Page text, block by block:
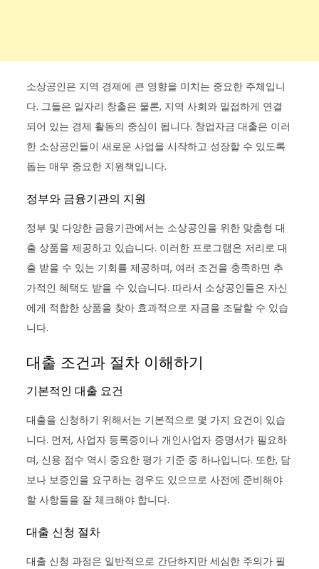
소상공인은 지역 경제에 큰 영향을 미치는 중요한 주체입니
다. 그들은 일자리 창출은 물론, 지역 사회와 밀접하게 연결
되어 있는 경제 활동의 중심이 됩니다. 창업자금 대출은 이러
한 소상공인들이 새로운 사업을 시작하고 성장할 수 있도록
돕는 매우 중요한 지원책입니다.
정부와 금융기관의 지원
정부 및 다양한 금융기관에서는 소상공인을 위한 맞춤형 대
출 상품을 제공하고 있습니다. 이러한 프로그램은 저리로 대
출 받을 수 있는 기회를 제공하며, 여러 조건을 충족하면 추
가적인 혜택도 받을 수 있습니다. 따라서 소상공인들은 자신
에게 적합한 상품을 찾아 효과적으로 자금을 조달할 수 있습
니다.
대출 조건과 절차 이해하기
기본적인 대출 요건
대출을 신청하기 위해서는 기본적으로 몇 가지 요건이 있습
니다. 먼저, 사업자 등록증이나 개인사업자 증명서가 필요하
며, 신용 점수 역시 중요한 평가 기준 중 하나입니다. 또한, 담
보나 보증인을 요구하는 경우도 있으므로 사전에 준비해야
할 사항들을 잘 체크해야 합니다.
대출 신청 절차
대출 신청 과정은 일반적으로 간단하지만 세심한 주의가 필